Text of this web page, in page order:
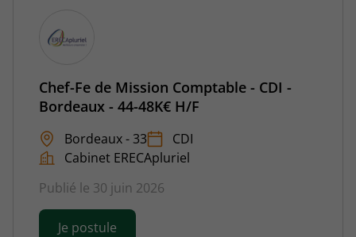
Chef-Fe de Mission Comptable - CDI -
Bordeaux - 44-48K€ H/F
Bordeaux - 33
CDI
Cabinet ERECApluriel
Publié le 30 juin 2026
Je postule